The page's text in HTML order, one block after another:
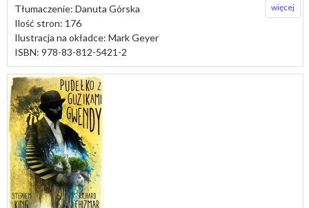
Tłumaczenie: Danuta Górska
Ilość stron: 176
Ilustracja na okładce: Mark Geyer
ISBN: 978-83-812-5421-2
więcej